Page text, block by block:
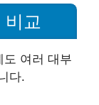
교
도 여러 대부
다.